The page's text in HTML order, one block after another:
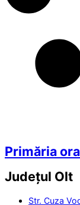
Primăria
Județul Olt
Str. Cuza